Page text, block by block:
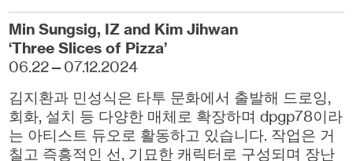
MinSungsig, IZ and Kim Jihwan
‘Three Slices of Pizza’
06.22—07.12.2024
김지환과 민성식은 타투 문화에서 출발해 드로잉,
회화, 설치 등 다양한 매체로 확장하며 dpgp78이라
는 아티스트 듀오로 활동하고 있습니다. 작업은 거
칠고 즉흥적인 선, 기묘한 캐릭터로 구성되며 장난